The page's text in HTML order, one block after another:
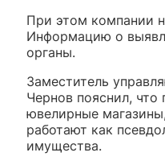
При этом компании
Информацию о
органы.
Заместитель
Чернов пояснил,
ювелирные
работают как
имущества.